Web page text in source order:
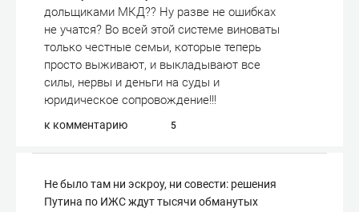
дольщиками МКД?? Ну разве не ошибках
не учатся? Во всей этой системе виноваты
только честные семьи, которые теперь
просто выживают, и выкладывают все
силы, нервы и деньги на суды и
юридическое сопровождение!!!
к комментарию 5
Не было там ни эскроу, ни совести: решения
Путина по ИЖС ждут тысячи обманутых